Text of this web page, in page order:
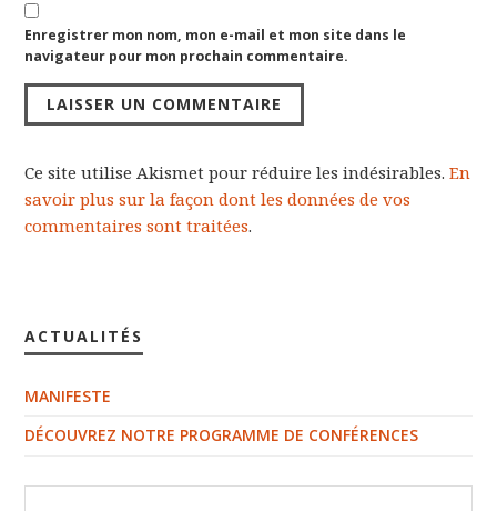
Enregistrer mon nom, mon e-mail et mon site dans le
navigateur pour mon prochain commentaire.
Ce site utilise Akismet pour réduire les indésirables.En
savoir plus sur la façon dont les données de vos
commentaires sont traitées.
ACTUALITÉS
MANIFESTE
DÉCOUVREZ NOTRE PROGRAMME DE CONFÉRENCES